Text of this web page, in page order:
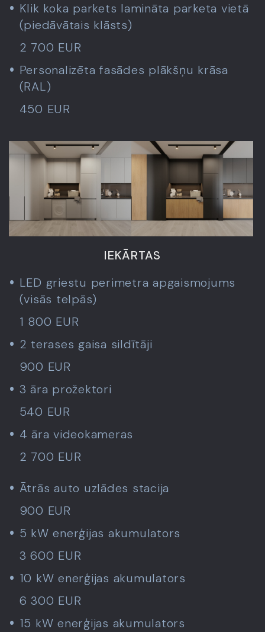
Klik koka parkets lamināta parketa vietā
(piedāvātais klāsts)
2 700 EUR
Personalizēta fasādes plākšņu krāsa
(RAL)
450 EUR
IEKĀRTAS
LED griestu perimetra apgaismojums
(visās telpās)
1 800 EUR
2 terases gaisa sildītāji
900 EUR
3 āra prožektori
540 EUR
4 āra videokameras
2 700 EUR
Ātrās auto uzlādes stacija
900 EUR
5 kW enerģijas akumulators
3 600 EUR
10 kW enerģijas akumulators
6 300 EUR
15 kW enerģijas akumulators